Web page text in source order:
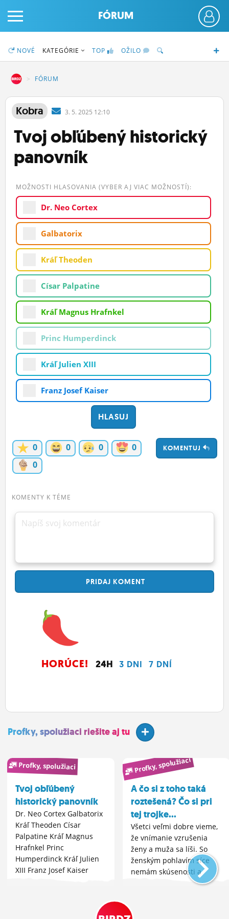
PRIHLÁS SA
ČINŽIAK
FÓRUM
BLOGY
OBRÁZKY
ĽUDIA
MÔJ PROFIL
NASTAVENIA
ROLETA
FÓRUM
NOVÉ KATEGÓRIE TOP OŽILO
FÓRUM
Kobra 3. 5. 2025 12:10
Tvoj obľúbený historický
panovník
MOŽNOSTI HLASOVANIA (VYBER AJ VIAC MOŽNOSTÍ):
Dr. Neo Cortex
Galbatorix
Kráľ Theoden
Císar Palpatine
Kráľ Magnus Hrafnkel
Princ Humperdinck
Kráľ Julien XIII
Franz Josef Kaiser
KOMENTUJ
0 0 0
0
0
KOMENTY K TÉME
Napíš svoj komentár
PRIDAJ KOMENT
HORÚCE! 24H 3 DNI 7 DNÍ
Profky, spolužiaci riešite aj tu
Profky, spolužiaci
Tvoj obľúbený
historický panovník
Dr. Neo Cortex Galbatorix
Kráľ Theoden Císar
Palpatine Kráľ Magnus
Hrafnkel Princ
Humperdinck Kráľ Julien
XIII Franz Josef Kaiser
Profky, spolužiaci
A čo si z toho taká
roztešená? Čo si pri
tej trojke...
Všetci veľmi dobre vieme,
že vnímanie vzrušenia
ženy a muža sa líši. So
ženským pohlavím síce
nemám skúsenosti a